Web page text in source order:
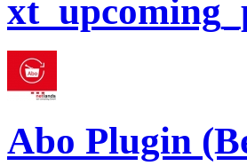
Abo Plugin